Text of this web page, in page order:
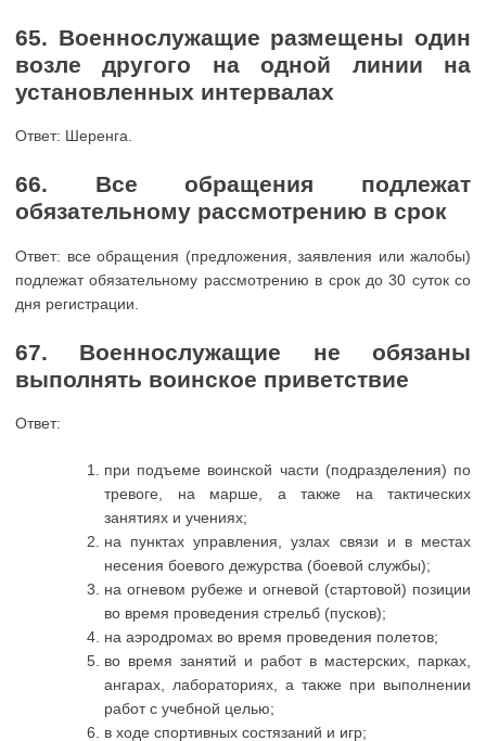
65. Военнослужащие размещены один
возле другого на одной линии на
установленных интервалах
Ответ: Шеренга.
66. Все обращения подлежат
обязательному рассмотрению в срок
Ответ: все обращения (предложения, заявления или жалобы)
подлежат обязательному рассмотрению в срок до 30 суток со
дня регистрации.
67. Военнослужащие не обязаны
выполнять воинское приветствие
Ответ:
при подъеме воинской части (подразделения) по
тревоге, на марше, а также на тактических
занятиях и учениях;
на пунктах управления, узлах связи и в местах
несения боевого дежурства (боевой службы);
на огневом рубеже и огневой (стартовой) позиции
во время проведения стрельб (пусков);
на аэродромах во время проведения полетов;
во время занятий и работ в мастерских, парках,
ангарах, лабораториях, а также при выполнении
работ с учебной целью;
в ходе спортивных состязаний и игр;